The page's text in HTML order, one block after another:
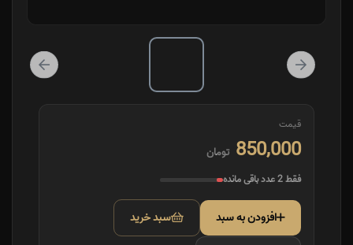
قیمت
850,000 تومان
فقط 2 عدد باقی مانده
افزودن به سبد سبد خرید